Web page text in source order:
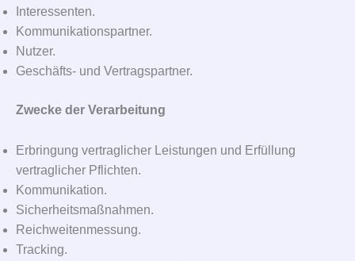
Interessenten.
Kommunikationspartner.
Nutzer.
Geschäfts- und Vertragspartner.
Zwecke der Verarbeitung
Erbringung vertraglicher Leistungen und Erfüllung
vertraglicher Pflichten.
Kommunikation.
Sicherheitsmaßnahmen.
Reichweitenmessung.
Tracking.